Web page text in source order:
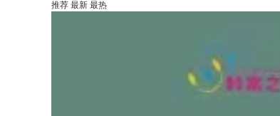
推荐 最新 最热